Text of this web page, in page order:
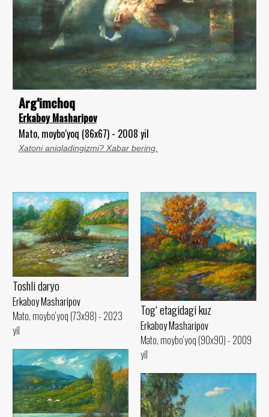
Arg‘imchoq
Erkaboy Masharipov
Mato, moybo‘yoq (86x67) - 2008 yil
Xatoni aniqladingizmi? Xabar bering.
Toshli daryo
Erkaboy Masharipov
Mato, moybo‘yoq (73x98) - 2023
yil
Tog‘ etagidagi kuz
Erkaboy Masharipov
Mato, moybo‘yoq (90x90) - 2009
yil